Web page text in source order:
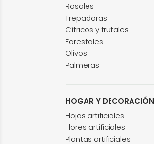
Rosales
Trepadoras
Cítricos y frutales
Forestales
Olivos
Palmeras
HOGAR Y DECORACIÓN
Hojas artificiales
Flores artificiales
Plantas artificiales